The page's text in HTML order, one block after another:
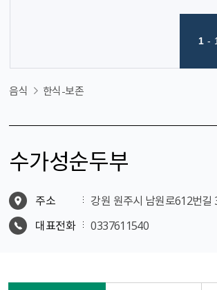
1 - 1
음식 한식-보존
수가성순두부
주소
강원 원주시 남원로612번길
대표전화
0337611540